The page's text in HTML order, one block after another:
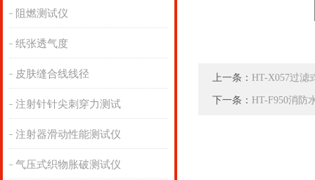
阻燃测试仪
纸张透气度
皮肤缝合线线径
注射针针尖刺穿力测试
注射器滑动性能测试仪
气压式织物胀破测试仪
上一条： HT-X057过滤
下一条： HT-F950消防